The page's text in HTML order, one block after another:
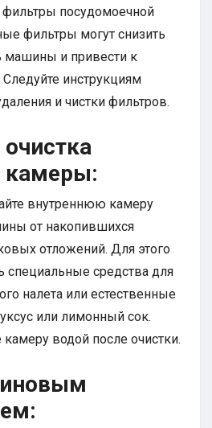
фильтры посудомоечной
фильтры могут снизить
машины и привести к
Следуйте инструкциям
и чистки фильтров.
камеры:
внутреннюю камеру
от накопившихся
отложений. Для этого
специальные средства для
налета или естественные
или лимонный сок.
водой после очистки.